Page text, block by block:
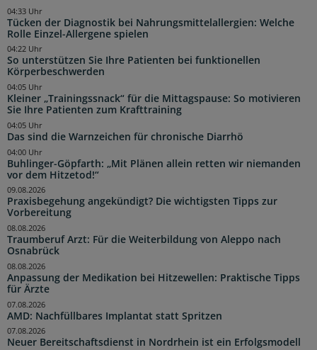
Tücken der Diagnostik bei Nahrungsmittelallergien: Welche
Rolle Einzel-Allergene spielen
04:33 Uhr
So unterstützen Sie Ihre Patienten bei funktionellen
Körperbeschwerden
04:22 Uhr
Kleiner „Trainingssnack“ für die Mittagspause: So motivieren
Sie Ihre Patienten zum Krafttraining
04:05 Uhr
Das sind die Warnzeichen für chronische Diarrhö
04:05 Uhr
Buhlinger-Göpfarth: „Mit Plänen allein retten wir niemanden
vor dem Hitzetod!“
04:00 Uhr
Praxisbegehung angekündigt? Die wichtigsten Tipps zur
Vorbereitung
09.08.2026
Traumberuf Arzt: Für die Weiterbildung von Aleppo nach
Osnabrück
08.08.2026
Anpassung der Medikation bei Hitzewellen: Praktische Tipps
für Ärzte
08.08.2026
AMD: Nachfüllbares Implantat statt Spritzen
07.08.2026
Neuer Bereitschaftsdienst in Nordrhein ist ein Erfolgsmodell
07.08.2026